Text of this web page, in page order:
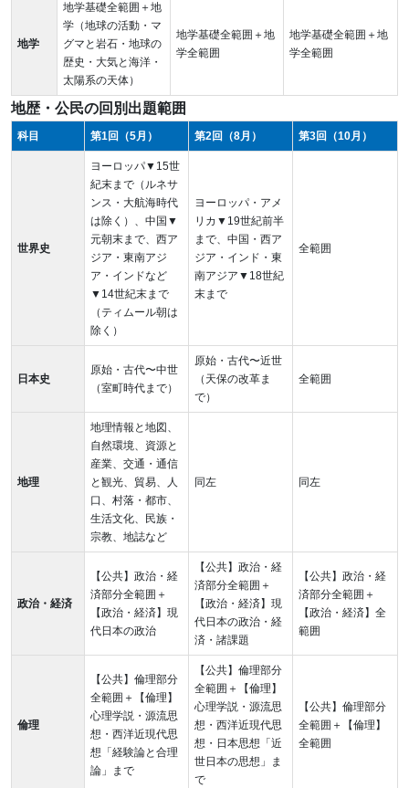
地学
地学基礎全範囲＋地
学（地球の活動・マ
グマと岩石・地球の
歴史・大気と海洋・
太陽系の天体）
地学基礎全範囲＋地
学全範囲
地学基礎全範囲＋地
学全範囲
地歴・公民の回別出題範囲
科目 第1回（5月） 第2回（8月） 第3回（10月）
世界史
ヨーロッパ▼15世
紀末まで（ルネサ
ンス・大航海時代
は除く）、中国▼
元朝末まで、西ア
ジア・東南アジ
ア・インドなど
▼14世紀末まで
（ティムール朝は
除く）
ヨーロッパ・アメ
リカ▼19世紀前半
まで、中国・西ア
ジア・インド・東
南アジア▼18世紀
末まで
全範囲
日本史
原始・古代〜中世
（室町時代まで）
原始・古代〜近世
（天保の改革ま
で）
全範囲
地理
地理情報と地図、
自然環境、資源と
産業、交通・通信
と観光、貿易、人
口、村落・都市、
生活文化、民族・
宗教、地誌など
同左 同左
政治・経済
【公共】政治・経
済部分全範囲＋
【政治・経済】現
代日本の政治
【公共】政治・経
済部分全範囲＋
【政治・経済】現
代日本の政治・経
済・諸課題
【公共】政治・経
済部分全範囲＋
【政治・経済】全
範囲
倫理
【公共】倫理部分
全範囲＋【倫理】
心理学説・源流思
想・西洋近現代思
想「経験論と合理
論」まで
【公共】倫理部分
全範囲＋【倫理】
心理学説・源流思
想・西洋近現代思
想・日本思想「近
世日本の思想」ま
で
【公共】倫理部分
全範囲＋【倫理】
全範囲